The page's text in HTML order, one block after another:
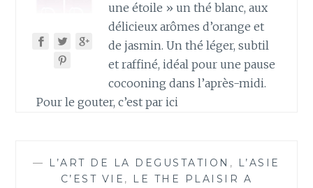
une étoile » un thé blanc, aux
délicieux arômes d’orange et
de jasmin. Un thé léger, subtil
et raffiné, idéal pour une pause
cocooning dans l’après-midi.
Pour le gouter, c’est par ici
— L’ART DE LA DEGUSTATION ,
L’ASIE
C’EST VIE ,
LE THE PLAISIR A